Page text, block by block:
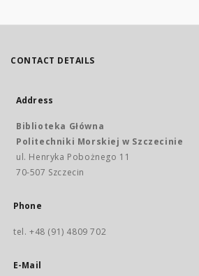
CONTACT DETAILS
Address
Biblioteka Główna
Politechniki Morskiej w Szczecinie
ul. Henryka Pobożnego 11
70-507 Szczecin
Phone
tel. +48 (91) 4809 702
E-Mail